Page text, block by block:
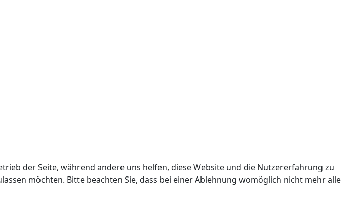
der Seite, während andere uns helfen, diese Website und die Nutzererfahrung zu
möchten. Bitte beachten Sie, dass bei einer Ablehnung womöglich nicht mehr alle